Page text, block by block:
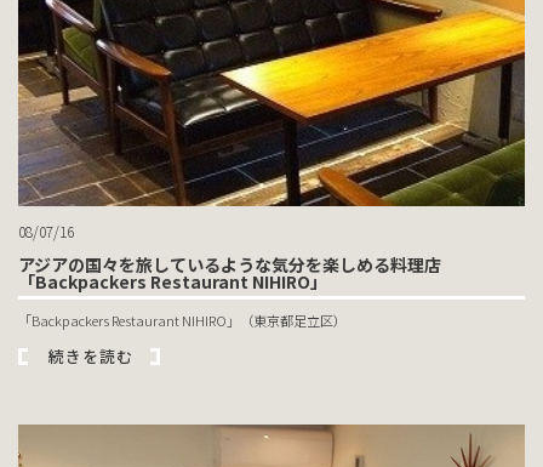
08/07/16
アジアの国々を旅しているような気分を楽しめる料理店
「Backpackers Restaurant NIHIRO」
「Backpackers Restaurant NIHIRO」（東京都足立区）
続きを読む